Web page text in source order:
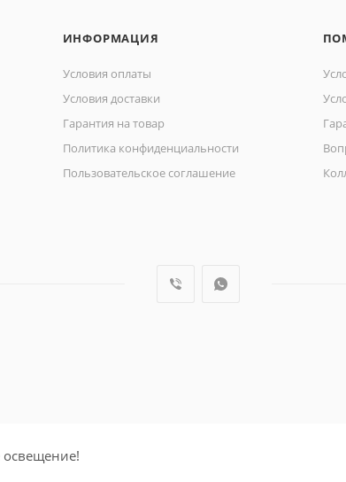
ИНФОРМАЦИЯ
Условия оплаты
Условия доставки
Гарантия на товар
Политика конфиденциальности
Пользовательское соглашение